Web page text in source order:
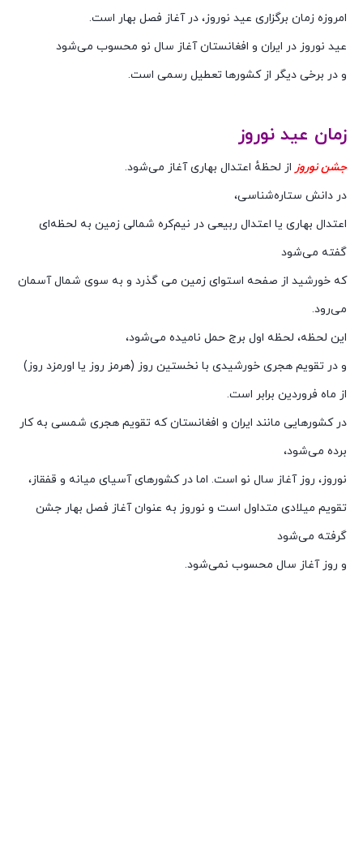
امروزه زمان برگزاری عید نوروز، در آغاز فصل بهار است.
عید نوروز در ایران و افغانستان آغاز سال نو محسوب می‌شود
و در برخی دیگر از کشورها تعطیل رسمی است.
زمان عید نوروز
جشن نوروز از لحظهٔ اعتدال بهاری آغاز می‌شود.
در دانش ستاره‌شناسی،
اعتدال بهاری یا اعتدال ربیعی در نیم‌کره شمالی زمین به لحظه‌ای
گفته می‌شود
که خورشید از صفحه استوای زمین می گذرد و به سوی شمال آسمان
می‌رود.
این لحظه، لحظه اول برج حمل نامیده می‌شود،
و در تقویم هجری خورشیدی با نخستین روز (هرمز روز یا اورمزد روز)
از ماه فروردین برابر است.
در کشورهایی مانند ایران و افغانستان که تقویم هجری شمسی به کار
برده می‌شود،
نوروز، روز آغاز سال نو است. اما در کشورهای آسیای میانه و قفقاز،
تقویم میلادی متداول است و نوروز به عنوان آغاز فصل بهار جشن
گرفته می‌شود
و روز آغاز سال محسوب نمی‌شود.